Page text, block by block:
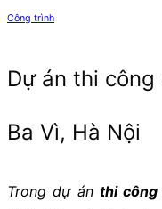
Công trình
Dự án thi
Ba Vì, Hà Nội
Trong dự án thi công